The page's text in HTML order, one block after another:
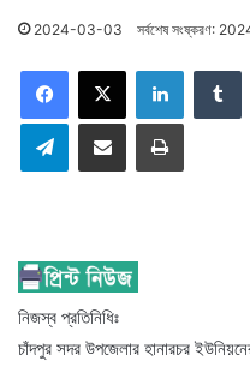
2024-03-03 সর্বশেষ সংষ্করণ:
Facebook
X LinkedIn
TelegramShare via Email Print
নিজস্ব প্রতিনিধিঃ
চাঁদপুর সদর উপজেলার হানারচর